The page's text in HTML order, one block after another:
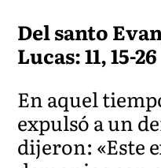
Del santo
Lucas: 11, 15-26
En aquel
expulsó a un
dijeron: «Este